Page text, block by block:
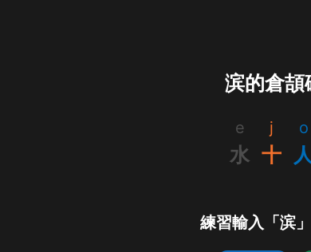
滨的倉頡
e
水
j
十
o
練習輸入「滨